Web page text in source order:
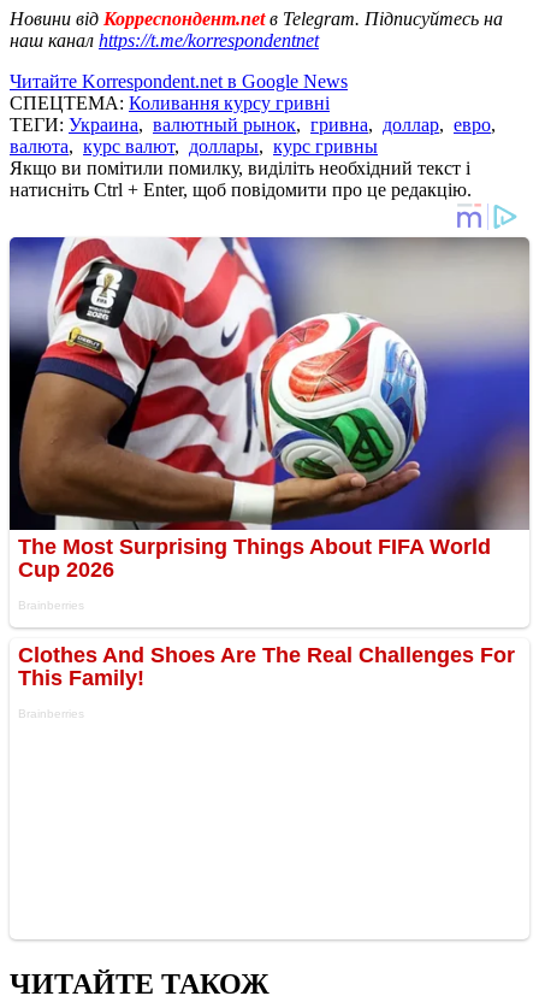
Новини від Корреспондент.netв Telegram. Підписуйтесь на
наш канал https://t.me/korrespondentnet
Читайте Korrespondent.net в Google News
СПЕЦТЕМА: Коливання курсу гривні
ТЕГИ: Украина, валютный рынок, гривна, доллар, евро,
валюта, курс валют, доллары, курс гривны
Якщо ви помітили помилку, виділіть необхідний текст і
натисніть Ctrl + Enter, щоб повідомити про це редакцію.
ЧИТАЙТЕ ТАКОЖ